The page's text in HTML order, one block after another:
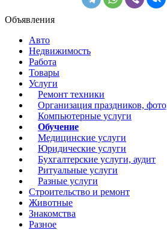
Объявления
Авто
Недвижимость
Работа
Товары
Услуги
Ремонт техники
Организация праздников,
Компьютерные услуги
Обучение
Медицинские услуги
Юридические услуги
Бухгалтерские услуги, аудит
Ритуальные услуги
Разные услуги
Строительство и ремонт
Животные
Знакомства
Разное